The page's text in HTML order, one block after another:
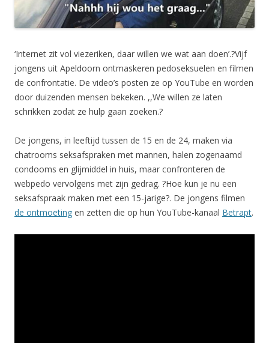
‘Internet zit vol viezeriken, daar willen we wat aan doen’.?Vijf
jongens uit Apeldoorn ontmaskeren pedoseksuelen en filmen
de confrontatie. De video’s posten ze op YouTube en worden
door duizenden mensen bekeken. ,,We willen ze laten
schrikken zodat ze hulp gaan zoeken.?
De jongens, in leeftijd tussen de 15 en de 24, maken via
chatrooms seksafspraken met mannen, halen zogenaamd
condooms en glijmiddel in huis, maar confronteren de
webpedo vervolgens met zijn gedrag. ?Hoe kun je nu een
seksafspraak maken met een 15-jarige?. De jongens filmen
de ontmoeting en zetten die op hun YouTube-kanaal Betrapt.